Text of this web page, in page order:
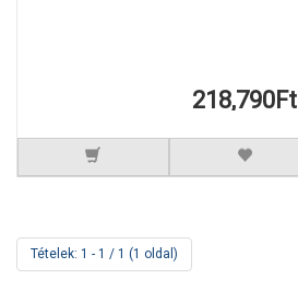
218,790Ft
Tételek: 1 - 1 / 1 (1 oldal)